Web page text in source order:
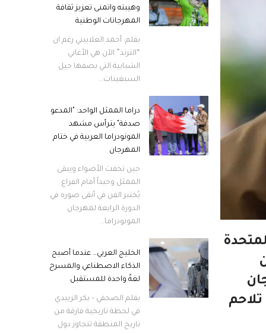
تلاحم
وهيبته واتمنى تعزيز ثقافة
المهرجانات الوطنية
بقلم: أحمد الغلاييني رغم ان
“الترند” الآن هي الأغاني
الشبابية التي يصفها جيل
السبعينات...
دراما الممثل الواحد: "المدعو
صدفة" يترأس مشهد
المونودراما العربية في ختام
المهرجان
حين تخفت الأضواء ويبقى
الممثل وحيداً أمام الفراغ
يُختبر الفن في أنقى صوره في
الدورة الرابعة لمهرجان
المونودراما...
الخليج العربي… عندما أصبح
الذكاء الاصطناعي والمسرح
لغةً واحدة للمستقبل
بقلم الصحفي – بكر الزبيدي
في لحظة تاريخية فارقة من
تاريخ المنطقة تتجاوز دول